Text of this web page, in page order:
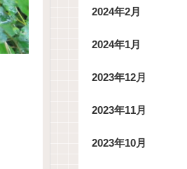
2024年2月
2024年1月
2023年12月
2023年11月
2023年10月